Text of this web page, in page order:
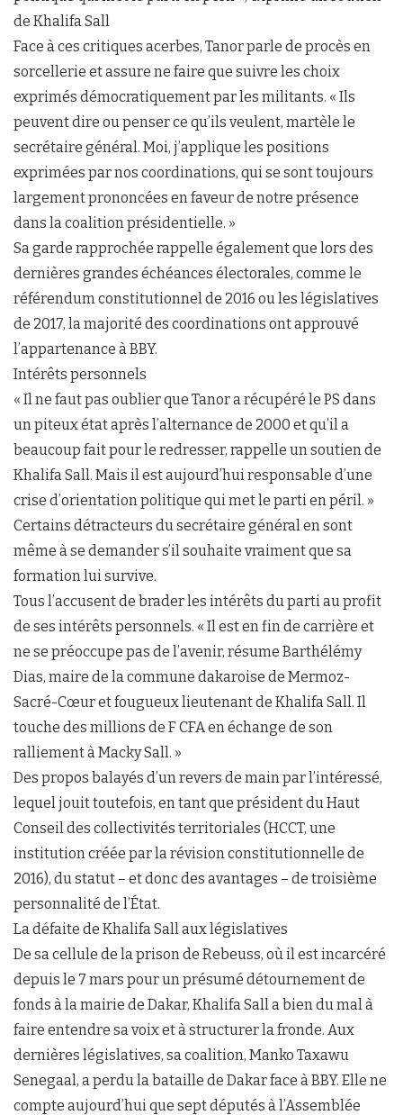
de Khalifa Sall
Face à ces critiques acerbes, Tanor parle de procès en
sorcellerie et assure ne faire que suivre les choix
exprimés démocratiquement par les militants. « Ils
peuvent dire ou penser ce qu’ils veulent, martèle le
secrétaire général. Moi, j’applique les positions
exprimées par nos coordinations, qui se sont toujours
largement prononcées en faveur de notre présence
dans la coalition présidentielle. »
Sa garde rapprochée rappelle également que lors des
dernières grandes échéances électorales, comme le
référendum constitutionnel de 2016 ou les législatives
de 2017, la majorité des coordinations ont approuvé
l’appartenance à BBY.
Intérêts personnels
« Il ne faut pas oublier que Tanor a récupéré le PS dans
un piteux état après l’alternance de 2000 et qu’il a
beaucoup fait pour le redresser, rappelle un soutien de
Khalifa Sall. Mais il est aujourd’hui responsable d’une
crise d’orientation politique qui met le parti en péril. »
Certains détracteurs du secrétaire général en sont
même à se demander s’il souhaite vraiment que sa
formation lui survive.
Tous l’accusent de brader les intérêts du parti au profit
de ses intérêts personnels. « Il est en fin de carrière et
ne se préoccupe pas de l’avenir, résume Barthélémy
Dias, maire de la commune dakaroise de Mermoz-
Sacré-Cœur et fougueux lieutenant de Khalifa Sall. Il
touche des millions de F CFA en échange de son
ralliement à Macky Sall. »
Des propos balayés d’un revers de main par l’intéressé,
lequel jouit toutefois, en tant que président du Haut
Conseil des collectivités territoriales (HCCT, une
institution créée par la révision constitutionnelle de
2016), du statut – et donc des avantages – de troisième
personnalité de l’État.
La défaite de Khalifa Sall aux législatives
De sa cellule de la prison de Rebeuss, où il est incarcéré
depuis le 7 mars pour un présumé détournement de
fonds à la mairie de Dakar, Khalifa Sall a bien du mal à
faire entendre sa voix et à structurer la fronde. Aux
dernières législatives, sa coalition, Manko Taxawu
Senegaal, a perdu la bataille de Dakar face à BBY. Elle ne
compte aujourd’hui que sept députés à l’Assemblée